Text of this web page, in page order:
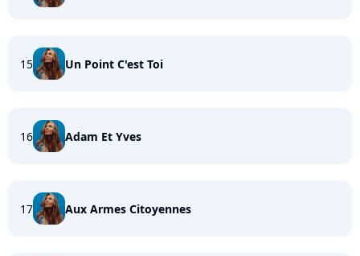
15 Un Point C'est Toi
16 Adam Et Yves
17 Aux Armes Citoyennes